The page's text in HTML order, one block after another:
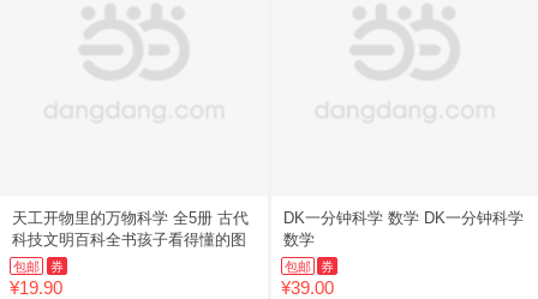
天工开物里的万物科学 全5册 古代
科技文明百科全书孩子看得懂的图
包邮 券
¥19.90
DK一分钟科学 数学 DK一分钟科学
数学
包邮 券
¥39.00